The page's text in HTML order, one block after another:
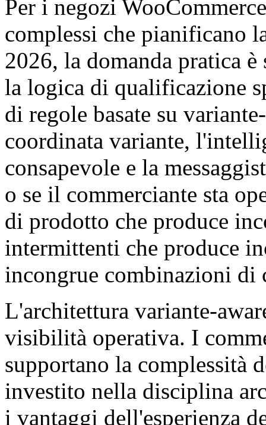
Per i negozi
complessi che pianificano
2026, la domanda pratica
la logica di qualificazione
di regole basate su
coordinata variante,
consapevole e la
o se il commerciante sta
di prodotto che produce
intermittenti che produce
incongrue combinazioni di
L'architettura variante-
visibilità operativa. I
supportano la complessità
investito nella disciplina
i vantaggi dell'esperienza